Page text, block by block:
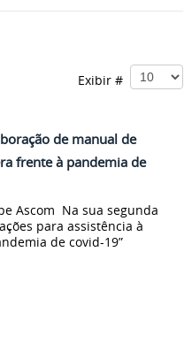
Exibir #
de manual de
frente à pandemia de
Ascom Na sua segunda
para assistência à
de covid-19”